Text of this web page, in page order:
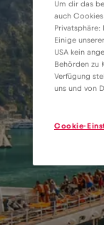
Um dir das
auch
Einige
USA kein
Behörden zu
Verfügung
uns und von
Cookie-